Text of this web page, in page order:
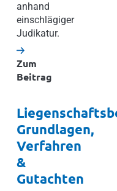
anhand
einschlägiger
Judikatur.
Zum
Beitrag
Grundlagen,
Verfahren
&
Gutachten